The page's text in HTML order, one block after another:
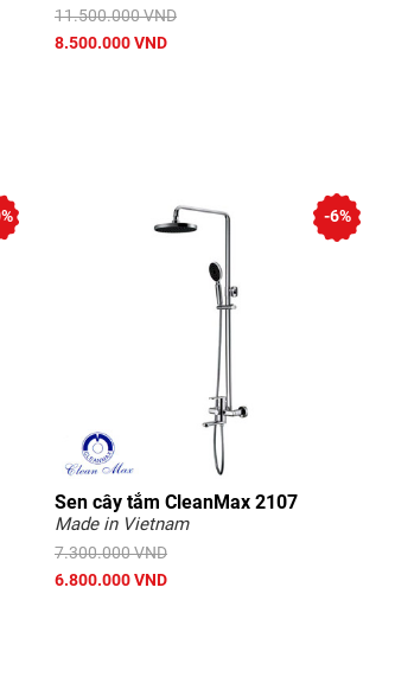
11.500.000 VND
8.500.000 VND
Sen cây tắm CleanMax 2107
Made in Vietnam
7.300.000 VND
6.800.000 VND
-6%